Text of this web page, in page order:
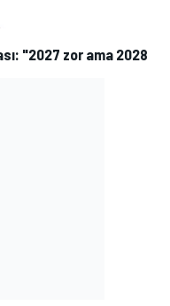
"2027 zor ama 2028